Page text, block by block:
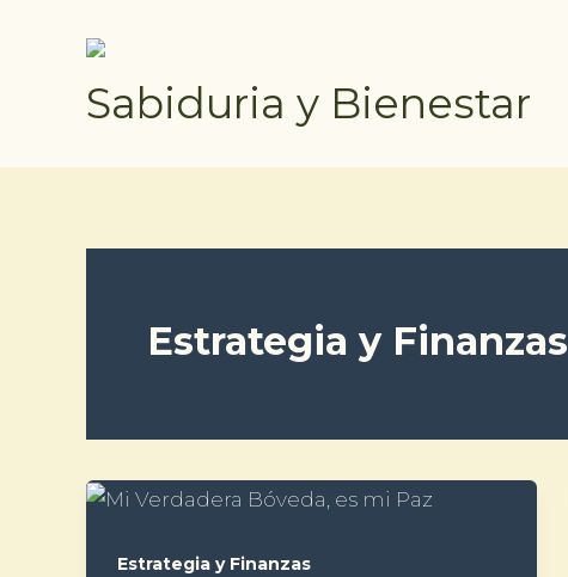
contenidoSabiduria y Bienestar
Estrategia y Finanzas
Estrategia y Finanzas